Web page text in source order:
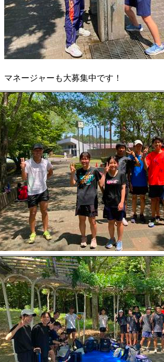
マネージャーも大募集中です！